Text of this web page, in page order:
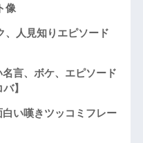
像
、人見知りエピソード
言、ボケ、エピソード
】
い嘆きツッコミフレー